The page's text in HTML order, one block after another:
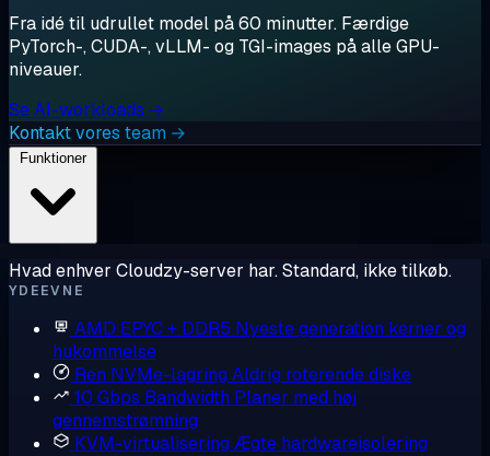
Fra idé til udrullet model på 60 minutter. Færdige
PyTorch-, CUDA-, vLLM- og TGI-images på alle GPU-
niveauer.
Se AI-workloads →
Kontakt vores team →
Funktioner
Hvad enhver Cloudzy-server har. Standard, ikke tilkøb.
YDEEVNE
AMD EPYC + DDR5 Nyeste generation kerner og
hukommelse
Ren NVMe-lagring Aldrig roterende diske
10 Gbps Bandwidth Planer med høj
gennemstrømning
KVM-virtualisering Ægte hardwareisolering